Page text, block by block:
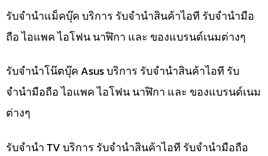
รับจำนำแม็คบุ๊ค บริการ รับจำนำสินค้าไอที รับจำนำมือ
ถือ ไอแพค ไอโฟน นาฬิกา และ ของแบรนด์เนมต่างๆ
รับจำนำโน๊ตบุ๊ค Asus บริการ รับจำนำสินค้าไอที รับ
จำนำมือถือ ไอแพค ไอโฟน นาฬิกา และ ของแบรนด์เนม
ต่างๆ
รับจำนำ TV บริการ รับจำนำสินค้าไอที รับจำนำมือถือ